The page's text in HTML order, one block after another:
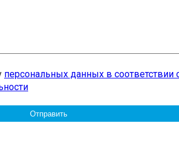
персональных данных в соответствии